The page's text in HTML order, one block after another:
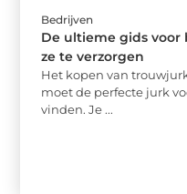
Bedrijven
De ultieme gids
ze te verzorgen
Het kopen van
moet de perfecte jurk
vinden. Je ...